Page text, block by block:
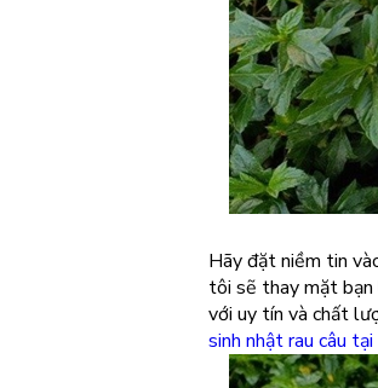
Hãy đặt niềm tin
tôi sẽ thay mặt
với uy tín và chất
sinh nhật rau câu